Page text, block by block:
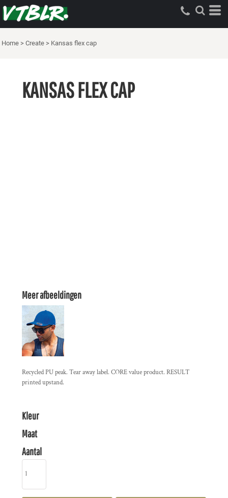
Home > Create > Kansas flex cap
KANSAS FLEX CAP
Meer afbeeldingen
Recycled PU peak. Tear away label. CORE value product. RESULT
printed upstand.
Kleur
Maat
Aantal